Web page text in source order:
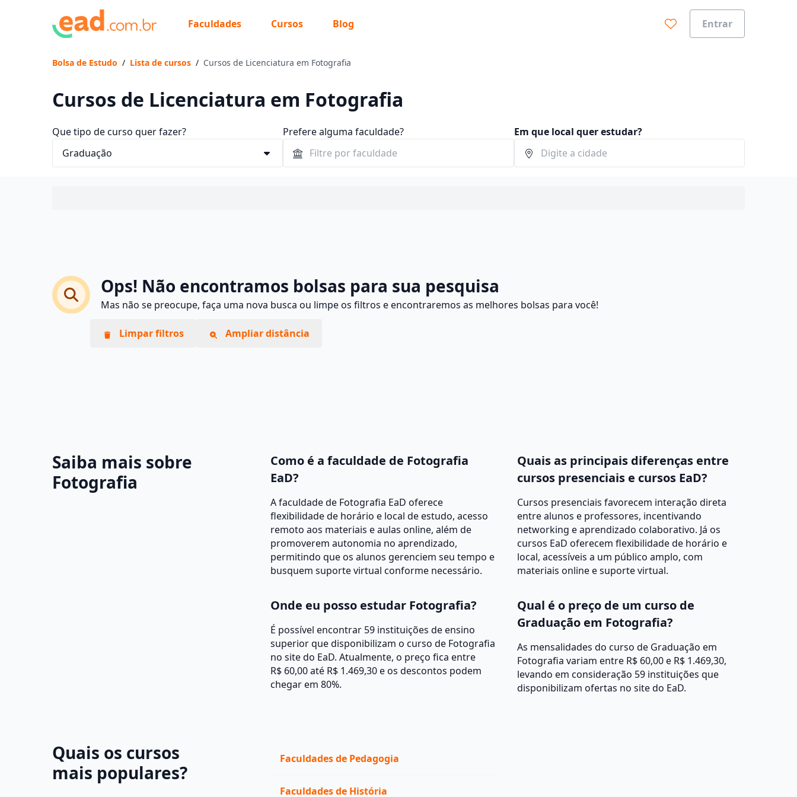
Faculdades Cursos Blog Entrar
Bolsa de Estudo / Lista de cursos / Cursos de Licenciatura em Fotografia
Cursos de Licenciatura em Fotografia
Que tipo de curso quer fazer? Prefere alguma faculdade? Em que local quer estudar?
Ops! Não encontramos bolsas para sua pesquisa
Mas não se preocupe, faça uma nova busca ou limpe os filtros e encontraremos as melhores bolsas para você!
Limpar filtros Ampliar distância
Saiba mais sobre
Fotografia
Como é a faculdade de Fotografia
EaD?
A faculdade de Fotografia EaD oferece
flexibilidade de horário e local de estudo, acesso
remoto aos materiais e aulas online, além de
promoverem autonomia no aprendizado,
permitindo que os alunos gerenciem seu tempo e
busquem suporte virtual conforme necessário.
Quais as principais diferenças entre
cursos presenciais e cursos EaD?
Cursos presenciais favorecem interação direta
entre alunos e professores, incentivando
networking e aprendizado colaborativo. Já os
cursos EaD oferecem flexibilidade de horário e
local, acessíveis a um público amplo, com
materiais online e suporte virtual.
Onde eu posso estudar Fotografia?
É possível encontrar 59 instituições de ensino
superior que disponibilizam o curso de Fotografia
no site do EaD. Atualmente, o preço fica entre
R$ 60,00 até R$ 1.469,30 e os descontos podem
chegar em 80%.
Qual é o preço de um curso de
Graduação em Fotografia?
As mensalidades do curso de Graduação em
Fotografia variam entre R$ 60,00 e R$ 1.469,30,
levando em consideração 59 instituições que
disponibilizam ofertas no site do EaD.
Quais os cursos
mais populares?
Faculdades de Pedagogia
Faculdades de História